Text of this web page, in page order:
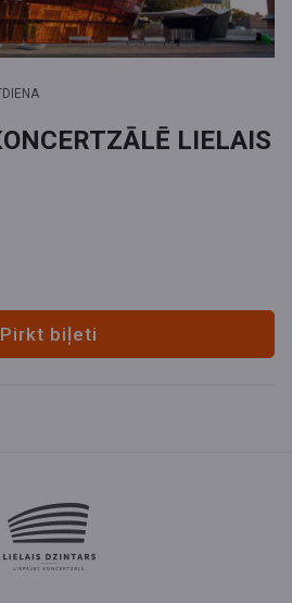
LIELAIS
Pirkt biļeti